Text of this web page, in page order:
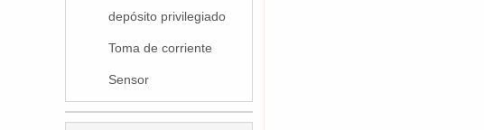
depósito privilegiado
Toma de corriente
Sensor